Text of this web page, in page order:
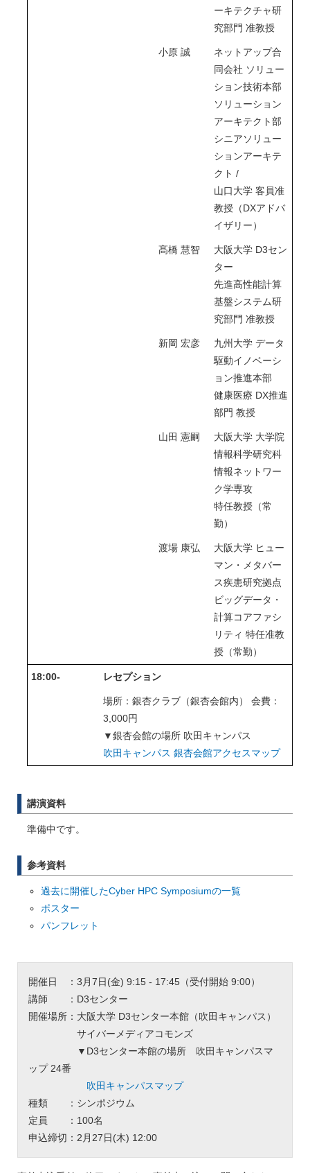
ーキテクチャ研
究部門 准教授
小原 誠
ネットアップ合
同会社 ソリュー
ション技術本部
ソリューション
アーキテクト部
シニアソリュー
ションアーキテ
クト /
山口大学 客員准
教授（DXアドバ
イザリー）
髙橋 慧智
大阪大学 D3セン
ター
先進高性能計算
基盤システム研
究部門 准教授
新岡 宏彦
九州大学 データ
駆動イノベーシ
ョン推進本部
健康医療 DX推進
部門 教授
山田 憲嗣
大阪大学 大学院
情報科学研究科
情報ネットワー
ク学専攻
特任教授（常
勤）
渡場 康弘
大阪大学 ヒュー
マン・メタバー
ス疾患研究拠点
ビッグデータ・
計算コアファシ
リティ 特任准教
授（常勤）
18:00- レセプション
場所：銀杏クラブ（銀杏会館内） 会費：
3,000円
▼銀杏会館の場所 吹田キャンパス
吹田キャンパス 銀杏会館アクセスマップ
講演資料
準備中です。
参考資料
過去に開催したCyber HPC Symposiumの一覧
ポスター
パンフレット
開催日 ：3月7日(金) 9:15 - 17:45（受付開始 9:00）
講師 ：D3センター
開催場所：大阪大学 D3センター本館（吹田キャンパス）
サイバーメディアコモンズ
▼D3センター本館の場所 吹田キャンパスマ
ップ 24番
吹田キャンパスマップ
種類 ：シンポジウム
定員 ：100名
申込締切：2月27日(木) 12:00